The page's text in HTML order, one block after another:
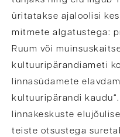
üritatakse ajaloolisi
mitmete algatustega:
Ruum või
kultuuripärandiameti
linnasüdamete
kultuuripärandi
linnakeskuste
teiste otsustega